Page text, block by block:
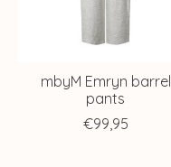
mbyM Emryn barrel
pants
€99,95